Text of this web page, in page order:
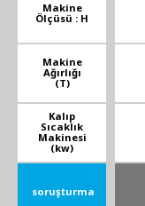
Makine
Ölçüsü : H
Makine
Ağırlığı
(T)
Kalıp
Sıcaklık
Makinesi
(kw)
soruşturma